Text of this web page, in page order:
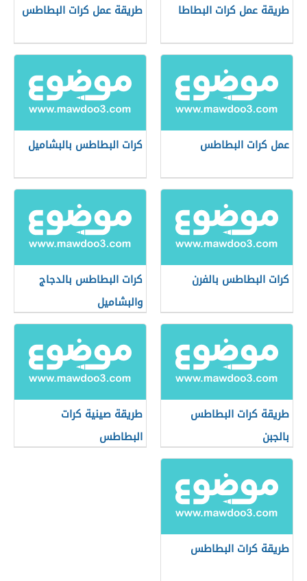
طريقة عمل كرات البطاطا طريقة عمل كرات البطاطس
عمل كرات البطاطس كرات البطاطس بالبشاميل
كرات البطاطس بالفرن
كرات البطاطس بالدجاج
والبشاميل
طريقة كرات البطاطس
بالجبن
طريقة صينية كرات
البطاطس
طريقة كرات البطاطس